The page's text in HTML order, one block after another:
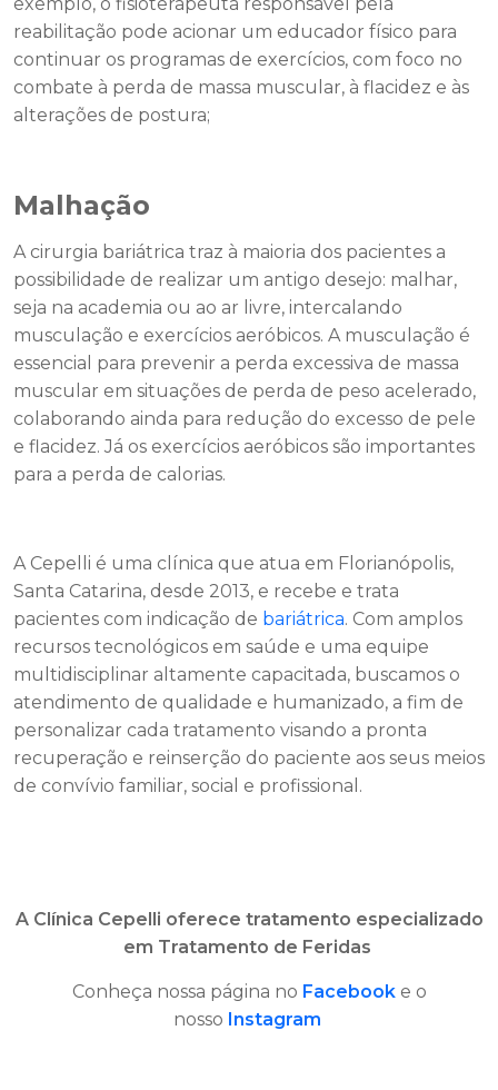
reabilitação pode acionar um educador físico para
continuar os programas de exercícios, com foco no
combate à perda de massa muscular, à flacidez e às
alterações de postura;
Malhação
A cirurgia bariátrica traz à maioria dos pacientes a
possibilidade de realizar um antigo desejo: malhar,
seja na academia ou ao ar livre, intercalando
musculação e exercícios aeróbicos. A musculação é
essencial para prevenir a perda excessiva de massa
muscular em situações de perda de peso acelerado,
colaborando ainda para redução do excesso de pele
e flacidez. Já os exercícios aeróbicos são importantes
para a perda de calorias.
A Cepelli é uma clínica que atua em Florianópolis,
Santa Catarina, desde 2013, e recebe e trata
pacientes com indicação de bariátrica. Com amplos
recursos tecnológicos em saúde e uma equipe
multidisciplinar altamente capacitada, buscamos o
atendimento de qualidade e humanizado, a fim de
personalizar cada tratamento visando a pronta
recuperação e reinserção do paciente aos seus meios
de convívio familiar, social e profissional.
A Clínica Cepelli oferece tratamento especializado
em Tratamento de Feridas
Conheça nossa página no Facebooke o
nosso Instagram